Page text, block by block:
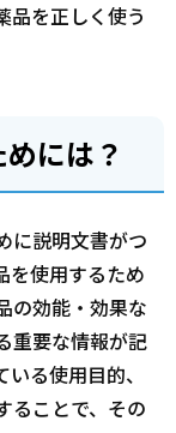
品を正しく使う
には？
に説明文書がつ
を使用するため
の効能・効果な
重要な情報が記
る使用目的、
ることで、その